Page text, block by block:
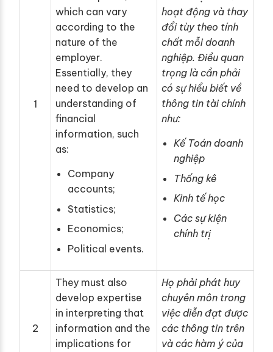
1
which can vary
according to the
nature of the
employer.
Essentially, they
need to develop an
understanding of
financial
information, such
as:
Company
accounts;
Statistics;
Economics;
Political events.
hoạt động và thay
đổi tùy theo tính
chất mỗi doanh
nghiệp. Điều quan
trọng là cần phải
có sự hiểu biết về
thông tin tài chính
như:
Kế Toán doanh
nghiệp
Thống kê
Kinh tế học
Các sự kiện
chính trị
2
They must also
develop expertise
in interpreting that
information and the
implications for
Họ phải phát huy
chuyên môn trong
việc diễn đạt được
các thông tin trên
và các hàm ý của